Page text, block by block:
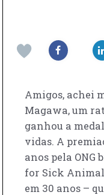
Amigos, achei
Magawa, um
ganhou a
vidas. A
anos pela ONG
for Sick
em 30 anos –